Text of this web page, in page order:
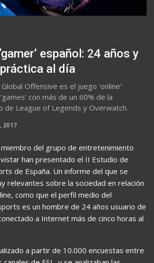
español: 24 años y
al día
Offensive es el juego ‘online’
con más de un 60% de la
de League of Legends y Overwatch.
2017
miembro del grupo de entretenimiento
han presentado el II Estudio de
de España. Un informe del que se
relevantes sobre la sociedad en relación
como que el perfil medio del
es un hombre de 24 años usuario de
a Internet más de cinco horas al
a partir de 10.000 encuestas entre